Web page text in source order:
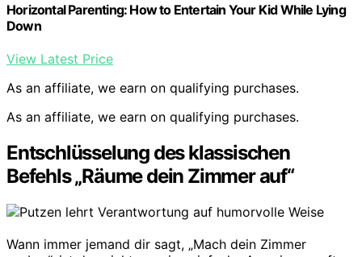
Horizontal Parenting: How to Entertain Your Kid While Lying
Down
View Latest Price
As an affiliate, we earn on qualifying purchases.
As an affiliate, we earn on qualifying purchases.
Entschlüsselung des klassischen
Befehls „Räume dein Zimmer auf“
Wann immer jemand dir sagt, „Mach dein Zimmer